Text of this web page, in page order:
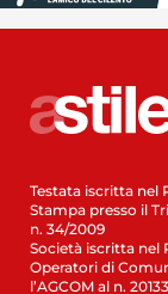
Testata iscritta nel
Stampa presso il
n. 34/2009
Società iscritta nel
Operatori di
l’AGCOM al n. 20133